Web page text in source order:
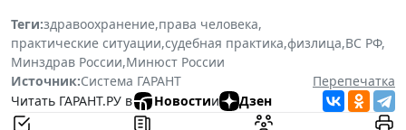
Теги:здравоохранение,права человека,
практические ситуации,судебная практика,физлица,ВС РФ,
Минздрав России,Минюст России
Источник:Система ГАРАНТ
Перепечатка
Читать ГАРАНТ.РУ в
Новостии Дзен